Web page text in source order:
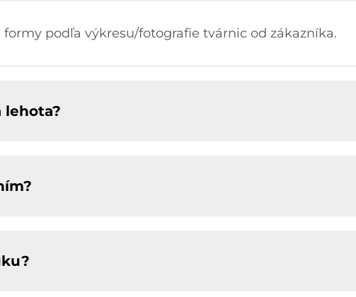
podľa výkresu/fotografie tvárnic od zákazníka.
lehota?